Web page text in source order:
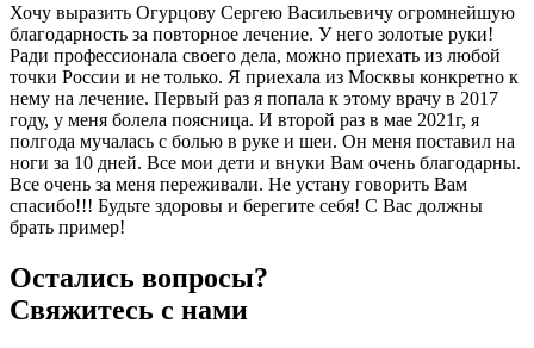
Хочу выразить Огурцову Сергею Васильевичу огромнейшую
благодарность за повторное лечение. У него золотые руки!
Ради профессионала своего дела, можно приехать из любой
точки России и не только. Я приехала из Москвы конкретно к
нему на лечение. Первый раз я попала к этому врачу в 2017
году, у меня болела поясница. И второй раз в мае 2021г, я
полгода мучалась с болью в руке и шеи. Он меня поставил на
ноги за 10 дней. Все мои дети и внуки Вам очень благодарны.
Все очень за меня переживали. Не устану говорить Вам
спасибо!!! Будьте здоровы и берегите себя! С Вас должны
брать пример!
Остались вопросы?
Свяжитесь с нами